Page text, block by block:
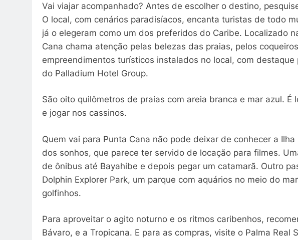
Vai viajar acompanhado? Antes de escolher o destino,
O local, com cenários paradisíacos, encanta turistas de todo
já o elegeram como um dos preferidos do Caribe. Localizado
Cana chama atenção pelas belezas das praias, pelos
empreendimentos turísticos instalados no local, com
do Palladium Hotel Group.
São oito quilômetros de praias com areia branca e mar azul. É
e jogar nos cassinos.
Quem vai para Punta Cana não pode deixar de conhecer a
dos sonhos, que parece ter servido de locação para filmes.
de ônibus até Bayahibe e depois pegar um catamarã. Outro
Dolphin Explorer Park, um parque com aquários no meio do
golfinhos.
Para aproveitar o agito noturno e os ritmos caribenhos,
Bávaro, e a Tropicana. E para as compras, visite o Palma Real